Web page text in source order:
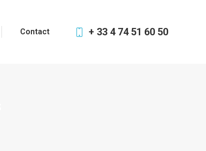
Contact + 33 4 74 51 60 50